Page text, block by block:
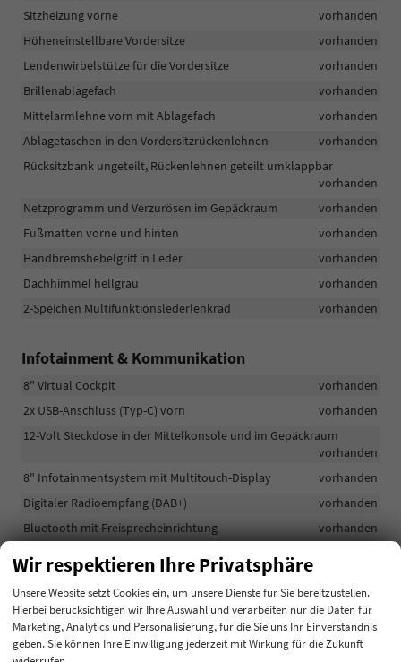
Sitzheizung vorne
vorhanden
Höheneinstellbare Vordersitze
vorhanden
Lendenwirbelstütze für die Vordersitze
vorhanden
Brillenablagefach
vorhanden
Mittelarmlehne vorn mit Ablagefach
vorhanden
Ablagetaschen in den Vordersitzrückenlehnen
vorhanden
Rücksitzbank ungeteilt, Rückenlehnen geteilt umklappbar
vorhanden
Netzprogramm und Verzurösen im Gepäckraum
vorhanden
Fußmatten vorne und hinten
vorhanden
Handbremshebelgriff in Leder
vorhanden
Dachhimmel hellgrau
vorhanden
2-Speichen Multifunktionslederlenkrad
vorhanden
Infotainment & Kommunikation
8" Virtual Cockpit
vorhanden
2x USB-Anschluss (Typ-C) vorn
vorhanden
12-Volt Steckdose in der Mittelkonsole und im Gepäckraum
vorhanden
8" Infotainmentsystem mit Multitouch-Display
vorhanden
Digitaler Radioempfang (DAB+)
vorhanden
Bluetooth mit Freisprecheinrichtung
vorhanden
2 USB-Ladeanschlüsse (Typ-C) im Fond
8 Lautsprecher
Wireless SmartLink: (Android Auto, Apple CarPlay)
vorhanden
Sicherheit & Assistenz
Wir respektieren Ihre Privatsphäre
Unsere Website setzt Cookies ein, um unsere Dienste für Sie bereitzustellen.
Hierbei berücksichtigen wir Ihre Auswahl und verarbeiten nur die Daten für
Marketing, Analytics und Personalisierung, für die Sie uns Ihr Einverständnis
geben. Sie können Ihre Einwilligung jederzeit mit Wirkung für die Zukunft